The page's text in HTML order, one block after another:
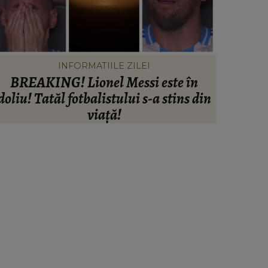
INFORMATIILE ZILEI
BREAKING! Lionel Messi este în
Tatăl fotbalistului s-a stins din
viață!